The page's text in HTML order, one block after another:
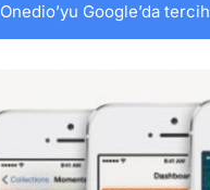
Onedio’yu Google’da